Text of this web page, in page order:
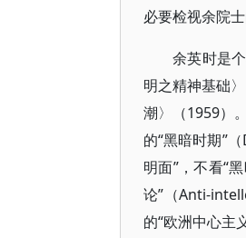
必要检视余院
余英时是
明之精神基础
潮〉（1959）
的“黑暗时期”
明面”，不看“
论”（Anti-
的“欧洲中心主